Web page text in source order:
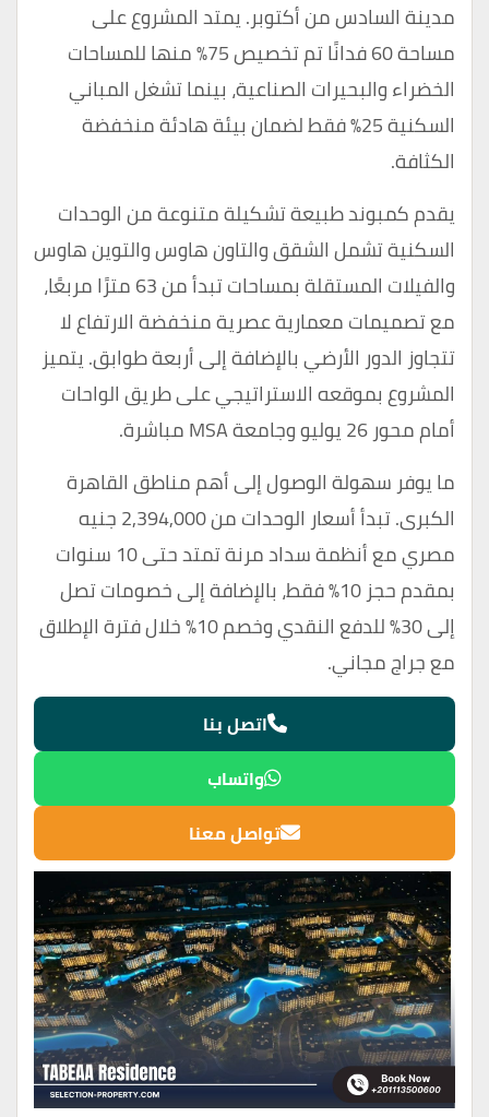
مدينة السادس من أكتوبر. يمتد المشروع على
مساحة 60 فدانًا تم تخصيص 75% منها للمساحات
الخضراء والبحيرات الصناعية، بينما تشغل المباني
السكنية 25% فقط لضمان بيئة هادئة منخفضة
الكثافة.
يقدم كمبوند طبيعة تشكيلة متنوعة من الوحدات
السكنية تشمل الشقق والتاون هاوس والتوين هاوس
والفيلات المستقلة بمساحات تبدأ من 63 مترًا مربعًا،
مع تصميمات معمارية عصرية منخفضة الارتفاع لا
تتجاوز الدور الأرضي بالإضافة إلى أربعة طوابق. يتميز
المشروع بموقعه الاستراتيجي على طريق الواحات
أمام محور 26 يوليو وجامعة MSA مباشرة.
ما يوفر سهولة الوصول إلى أهم مناطق القاهرة
الكبرى. تبدأ أسعار الوحدات من 2,394,000 جنيه
مصري مع أنظمة سداد مرنة تمتد حتى 10 سنوات
بمقدم حجز 10% فقط، بالإضافة إلى خصومات تصل
إلى 30% للدفع النقدي وخصم 10% خلال فترة الإطلاق
مع جراج مجاني.
اتصل بنا
واتساب
تواصل معنا